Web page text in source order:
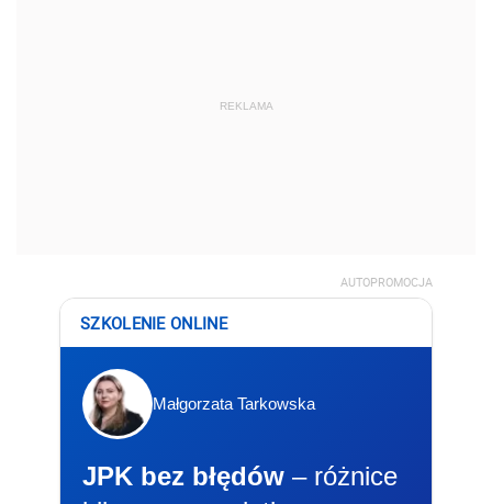
REKLAMA
AUTOPROMOCJA
SZKOLENIE ONLINE
Małgorzata Tarkowska
JPK bez błędów – różnice